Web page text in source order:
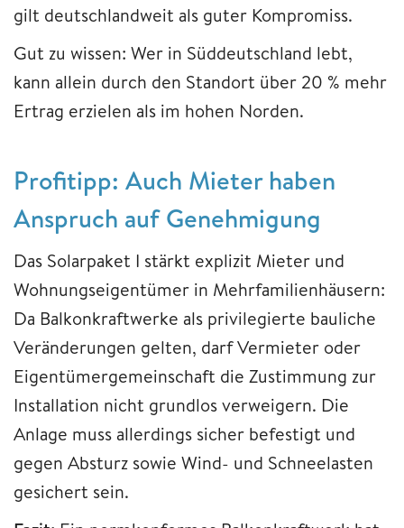
gilt deutschlandweit als guter Kompromiss.
Gut zu wissen: Wer in Süddeutschland lebt,
kann allein durch den Standort über 20 % mehr
Ertrag erzielen als im hohen Norden.
Profitipp: Auch Mieter haben
Anspruch auf Genehmigung
Das Solarpaket I stärkt explizit Mieter und
Wohnungseigentümer in Mehrfamilienhäusern:
Da Balkonkraftwerke als privilegierte bauliche
Veränderungen gelten, darf Vermieter oder
Eigentümergemeinschaft die Zustimmung zur
Installation nicht grundlos verweigern. Die
Anlage muss allerdings sicher befestigt und
gegen Absturz sowie Wind- und Schneelasten
gesichert sein.